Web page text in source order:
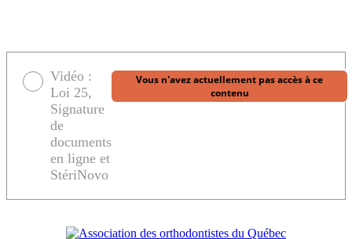
Vidéo :
Loi 25,
Signature
de
documents
en ligne et
StériNovo
Vous n'avez actuellement pas accès à ce
contenu